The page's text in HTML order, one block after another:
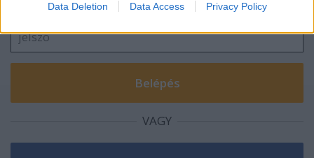
Data Deletion Data Access Privacy Policy
VAGY